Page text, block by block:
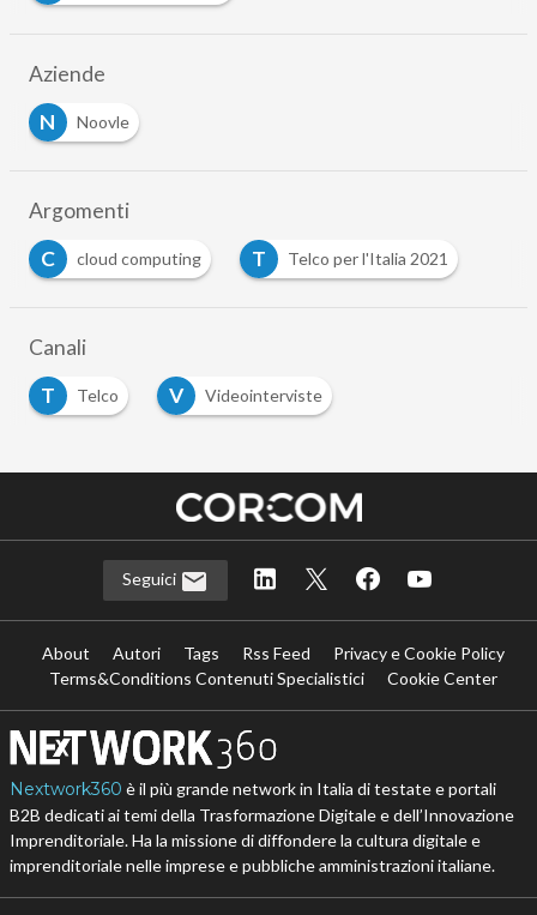
Aziende
N
Noovle
Argomenti
C
cloud computing T Telco per l'Italia 2021
Canali
T
Telco V Videointerviste
Seguici
About Autori Tags Rss Feed
Privacy e Cookie Policy
Terms&Conditions Contenuti Specialistici
Cookie Center
Nextwork360 è il più grande network in Italia di testate e portali
B2B dedicati ai temi della Trasformazione Digitale e dell’Innovazione
Imprenditoriale. Ha la missione di diffondere la cultura digitale e
imprenditoriale nelle imprese e pubbliche amministrazioni italiane.